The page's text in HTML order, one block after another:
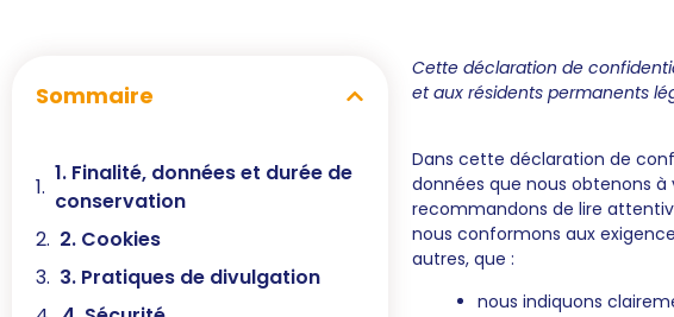
Sommaire
1. Finalité, données et durée de
conservation
2. Cookies
3. Pratiques de divulgation
Cette déclaration de
et aux résidents permanents
Dans cette déclaration de
données que nous obtenons à
recommandons de lire
nous conformons aux
autres, que :
nous indiquons